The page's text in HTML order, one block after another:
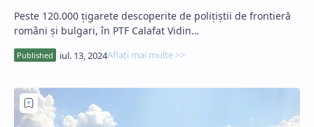
Peste 120.000 țigarete descoperite de polițiștii de frontieră
români și bulgari, în PTF Calafat Vidin…